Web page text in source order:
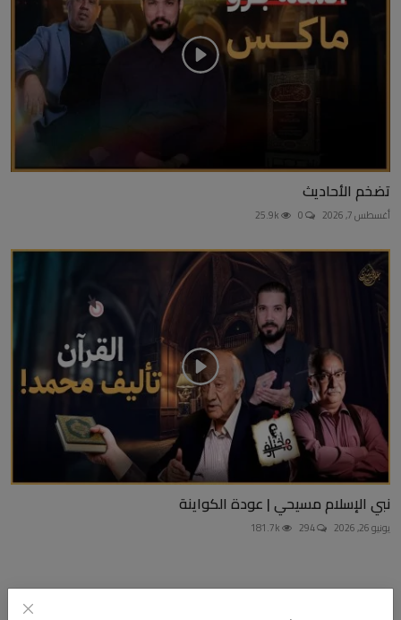
تضخم الأحاديث
أغسطس 7, 2026
نبي الإسلام مسيحي | عودة الكواينة
يونيو 26, 2026